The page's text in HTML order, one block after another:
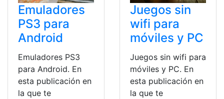
Emuladores
PS3 para
Android
Emuladores PS3
para Android. En
esta publicación en
la que te
Juegos sin
wifi para
móviles y PC
Juegos sin wifi para
móviles y PC. En
esta publicación en
la que te